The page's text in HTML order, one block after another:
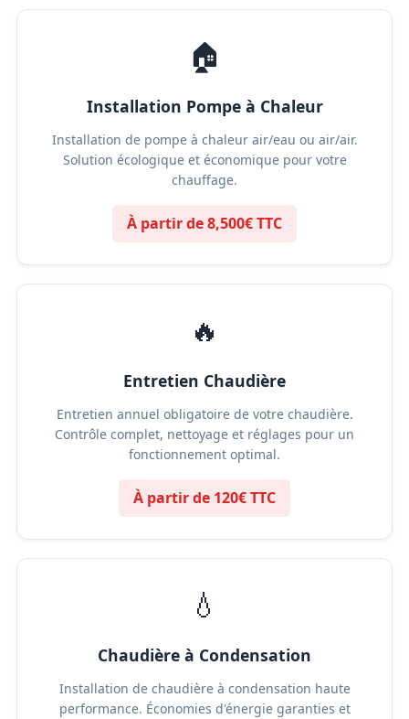
🏠
Installation Pompe à Chaleur
Installation de pompe à chaleur air/eau ou air/air.
Solution écologique et économique pour votre
chauffage.
À partir de 8,500€ TTC
🔥
Entretien Chaudière
Entretien annuel obligatoire de votre chaudière.
Contrôle complet, nettoyage et réglages pour un
fonctionnement optimal.
À partir de 120€ TTC
💧
Chaudière à Condensation
Installation de chaudière à condensation haute
performance. Économies d'énergie garanties et